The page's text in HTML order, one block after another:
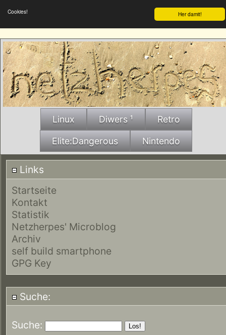
Her damit!
Cookies!
Linux Diwers ¹ Retro
Elite:Dangerous Nintendo
Links
Startseite
Kontakt
Statistik
Netzherpes' Microblog
Archiv
self build smartphone
GPG Key
Suche:
Suche: